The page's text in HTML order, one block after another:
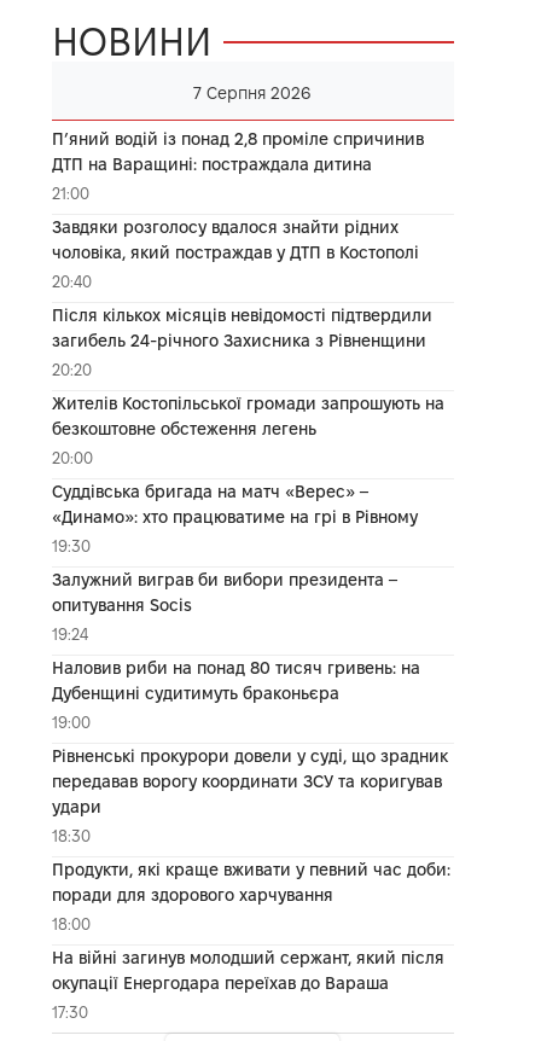
НОВИНИ
7 Серпня 2026
П’яний водій із понад 2,8 проміле спричинив
ДТП на Варащині: постраждала дитина
21:00
Завдяки розголосу вдалося знайти рідних
чоловіка, який постраждав у ДТП в Костополі
20:40
Після кількох місяців невідомості підтвердили
загибель 24-річного Захисника з Рівненщини
20:20
Жителів Костопільської громади запрошують на
безкоштовне обстеження легень
20:00
Суддівська бригада на матч «Верес» –
«Динамо»: хто працюватиме на грі в Рівному
19:30
Залужний виграв би вибори президента –
опитування Socis
19:24
Наловив риби на понад 80 тисяч гривень: на
Дубенщині судитимуть браконьєра
19:00
Рівненські прокурори довели у суді, що зрадник
передавав ворогу координати ЗСУ та коригував
удари
18:30
Продукти, які краще вживати у певний час доби:
поради для здорового харчування
18:00
На війні загинув молодший сержант, який після
окупації Енергодара переїхав до Вараша
17:30